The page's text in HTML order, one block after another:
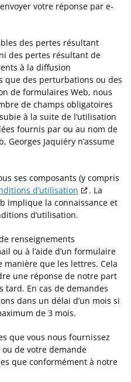
votre réponse par e-
des pertes résultant
des pertes résultant de
à la diffusion
que des perturbations ou des
de formulaires Web, nous
de champs obligatoires
à la suite de l’utilisation
fournis par ou au nom de
Georges Jaquiéry n’assume
ses composants (y compris
d’utilisation
. La
implique la connaissance et
d’utilisation.
renseignements
ou à l’aide d’un formulaire
que les lettres. Cela
une réponse de notre part
tard. En cas de demandes
dans un délai d’un mois si
de 3 mois.
que vous nous fournissez
de votre demande
que conformément à notre